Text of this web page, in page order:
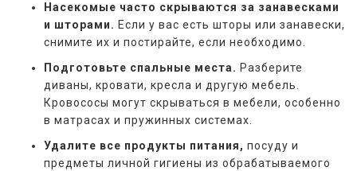
Насекомые часто скрываются за занавесками
и шторами. Если у вас есть шторы или занавески,
снимите их и постирайте, если необходимо.
Подготовьте спальные места. Разберите
диваны, кровати, кресла и другую мебель.
Кровососы могут скрываться в мебели, особенно
в матрасах и пружинных системах.
Удалите все продукты питания, посуду и
предметы личной гигиены из обрабатываемого